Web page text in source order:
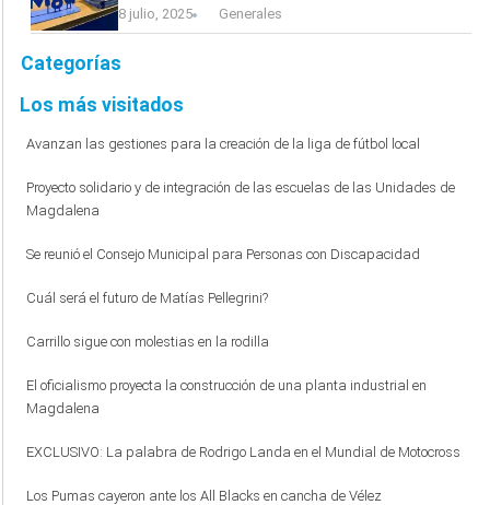
8 julio, 2025 Generales
Categorías
Los más visitados
Avanzan las gestiones para la creación de la liga de fútbol local
Proyecto solidario y de integración de las escuelas de las Unidades de
Magdalena
Se reunió el Consejo Municipal para Personas con Discapacidad
Cuál será el futuro de Matías Pellegrini?
Carrillo sigue con molestias en la rodilla
El oficialismo proyecta la construcción de una planta industrial en
Magdalena
EXCLUSIVO: La palabra de Rodrigo Landa en el Mundial de Motocross
Los Pumas cayeron ante los All Blacks en cancha de Vélez